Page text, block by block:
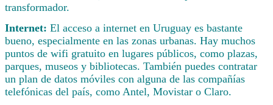
transformador.
Internet: El acceso a internet en Uruguay es bastante
bueno, especialmente en las zonas urbanas. Hay muchos
puntos de wifi gratuito en lugares públicos, como plazas,
parques, museos y bibliotecas. También puedes contratar
un plan de datos móviles con alguna de las compañías
telefónicas del país, como Antel, Movistar o Claro.